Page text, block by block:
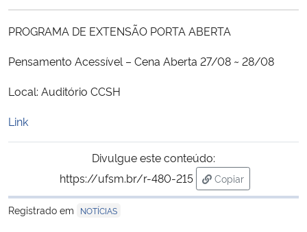
Ministério da Cidadania
Ministério da Ciência, Tecnologia, Inovações e Comunicações
Ministério do Meio Ambiente
PROGRAMA DE EXTENSÃO PORTA ABERTA
Pensamento Acessível – Cena Aberta 27/08 ~ 28/08
Local: Auditório CCSH
Link
Divulgue este conteúdo:
https://ufsm.br/r-480-215
Copiar
para área de
Registrado em
NOTÍCIAS